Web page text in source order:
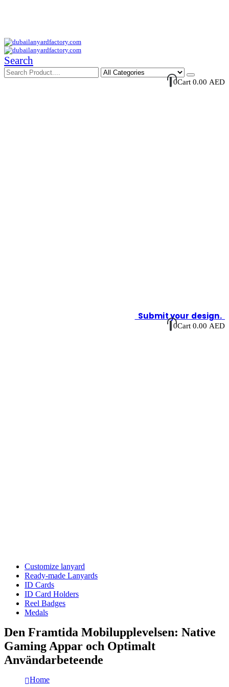
Search
0Cart 0.00 AED
Submit your design.
0Cart 0.00 AED
Customize lanyard
Ready-made Lanyards
ID Cards
ID Card Holders
Reel Badges
Medals
Den Framtida Mobilupplevelsen: Native
Gaming Appar och Optimalt
Användarbeteende
Home